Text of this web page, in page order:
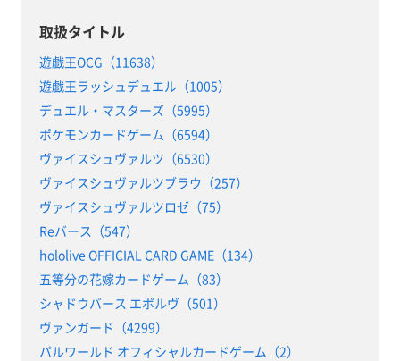
取扱タイトル
遊戯王OCG（11638）
遊戯王ラッシュデュエル（1005）
デュエル・マスターズ（5995）
ポケモンカードゲーム（6594）
ヴァイスシュヴァルツ（6530）
ヴァイスシュヴァルツブラウ（257）
ヴァイスシュヴァルツロゼ（75）
Reバース（547）
hololive OFFICIAL CARD GAME（134）
五等分の花嫁カードゲーム（83）
シャドウバース エボルヴ（501）
ヴァンガード（4299）
パルワールド オフィシャルカードゲーム（2）